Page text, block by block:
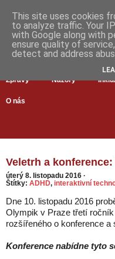
Zprávy Názory
O nás
Veletrh a
úterý 8. listopadu 2016 ·
Štítky: ADHD, interaktivní
Dne 10. listopadu 2016
Olympik v Praze třetí
rozšířeného o konference
Konference nabídne tyto
This site uses cookies
to analyze traffic. Your
with Google along with
ensure quality of
detect and address